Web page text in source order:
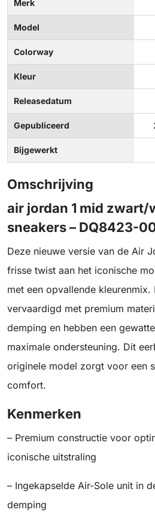
Merk
Model
Colorway
Kleur
Releasedatum
Gepubliceerd
Bijgewerkt
Omschrijving
air jordan 1 mid
sneakers – DQ8423-
Deze nieuwe versie van de Air
frisse twist aan het iconische
met een opvallende kleurenmix.
vervaardigd met premium
demping en hebben een
maximale ondersteuning. Dit
originele model zorgt voor een
comfort.
Kenmerken
– Premium constructie voor
iconische uitstraling
– Ingekapselde Air-Sole unit in
demping